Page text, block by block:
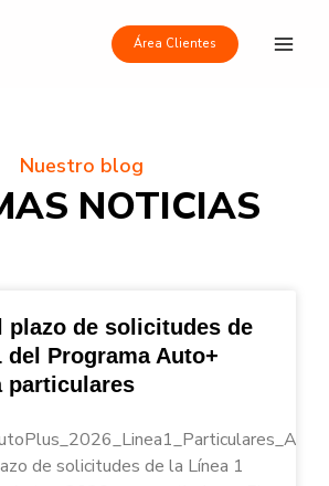
Área Clientes
Nuestro blog
NOTICIAS
plazo de solicitudes de
del Programa Auto+
particulares
de solicitudes de la Línea 1